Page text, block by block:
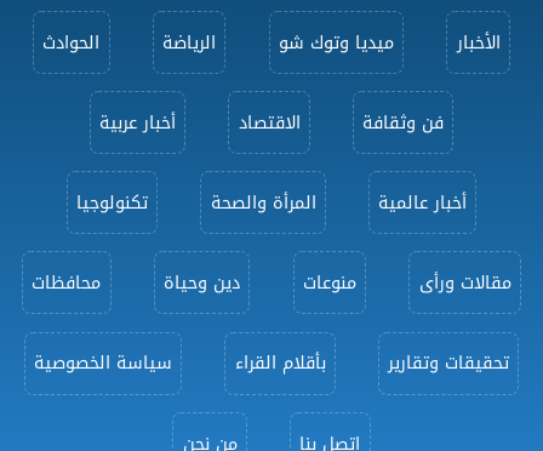
الأخبار ميديا وتوك شو الرياضة الحوادث
فن وثقافة الاقتصاد أخبار عربية
أخبار عالمية المرأة والصحة تكنولوجيا
مقالات ورأى منوعات دين وحياة محافظات
تحقيقات وتقارير بأقلام القراء سياسة الخصوصية
اتصل بنا من نحن